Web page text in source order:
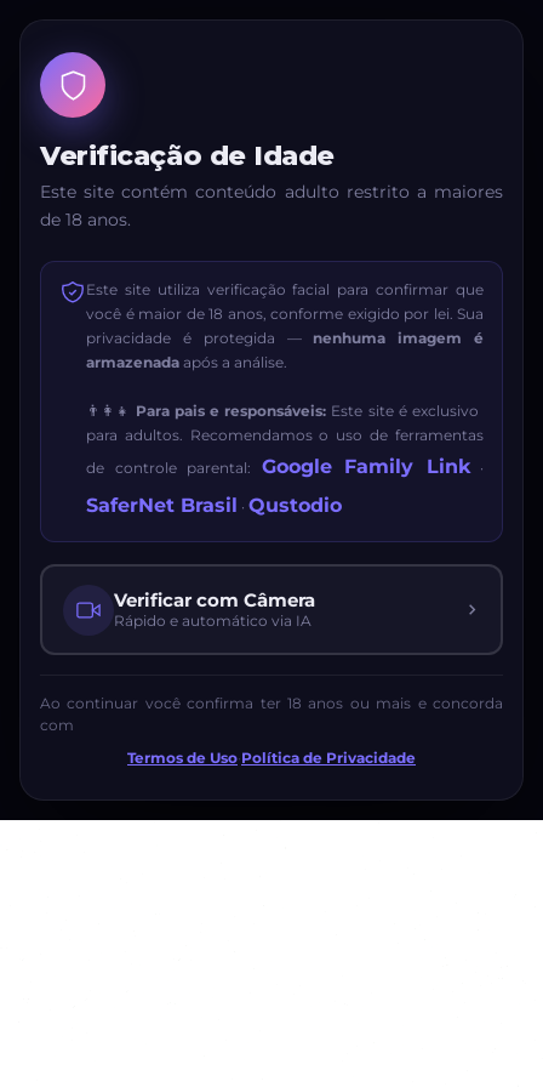
Verificação de Idade
Este site contém conteúdo adulto restrito a maiores
de 18 anos.
Este site utiliza verificação facial para confirmar que
você é maior de 18 anos, conforme exigido por lei. Sua
privacidade é protegida — nenhuma imagem é
armazenada após a análise.
👨‍👩‍👧 Para pais e responsáveis: Este site é exclusivo
para adultos. Recomendamos o uso de ferramentas
de controle parental: Google Family Link·
SaferNet Brasil · Qustodio
Verificar com Câmera
Rápido e automático via IA
Ao continuar você confirma ter 18 anos ou mais e concorda
com
Termos de Uso·Política de Privacidade